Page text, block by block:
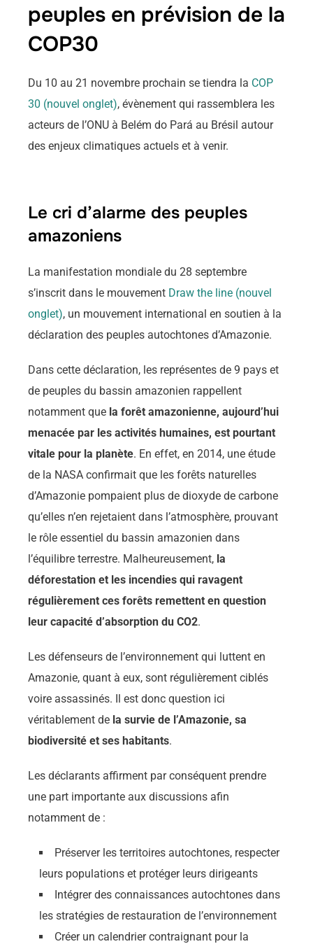
peuples en prévision de la
COP30
Du 10 au 21 novembre prochain se tiendra la COP
30 (nouvel onglet), évènement qui rassemblera les
acteurs de l’ONU à Belém do Pará au Brésil autour
des enjeux climatiques actuels et à venir.
Le cri d’alarme des peuples
amazoniens
La manifestation mondiale du 28 septembre
s’inscrit dans le mouvement Draw the line (nouvel
onglet), un mouvement international en soutien à la
déclaration des peuples autochtones d’Amazonie.
Dans cette déclaration, les représentes de 9 pays et
de peuples du bassin amazonien rappellent
notamment que la forêt amazonienne, aujourd’hui
menacée par les activités humaines, est pourtant
vitale pour la planète. En effet, en 2014, une étude
de la NASA confirmait que les forêts naturelles
d’Amazonie pompaient plus de dioxyde de carbone
qu’elles n’en rejetaient dans l’atmosphère, prouvant
le rôle essentiel du bassin amazonien dans
l’équilibre terrestre. Malheureusement, la
déforestation et les incendies qui ravagent
régulièrement ces forêts remettent en question
leur capacité d’absorption du CO2.
Les défenseurs de l’environnement qui luttent en
Amazonie, quant à eux, sont régulièrement ciblés
voire assassinés. Il est donc question ici
véritablement de la survie de l’Amazonie, sa
biodiversité et ses habitants.
Les déclarants affirment par conséquent prendre
une part importante aux discussions afin
notamment de :
Préserver les territoires autochtones, respecter
leurs populations et protéger leurs dirigeants
Intégrer des connaissances autochtones dans
les stratégies de restauration de l’environnement
Créer un calendrier contraignant pour la